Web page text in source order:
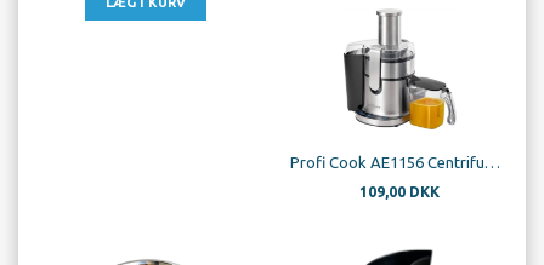
Profi Cook AE1156 Centrifugalbase
109,00 DKK